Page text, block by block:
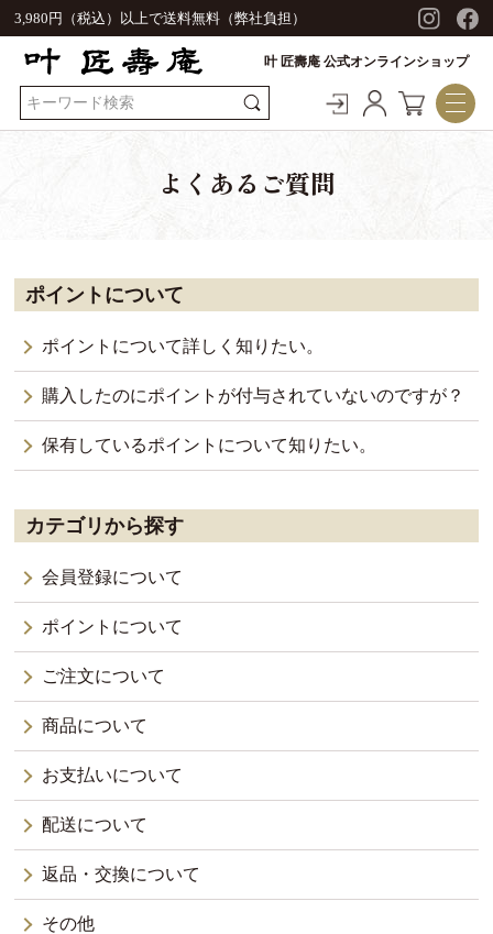
3,980円（税込）以上で送料無料（弊社負担）
叶 匠壽庵 公式オンラインショップ
よくあるご質問
ポイントについて
ポイントについて詳しく知りたい。
購入したのにポイントが付与されていないのですが？
保有しているポイントについて知りたい。
カテゴリから探す
会員登録について
ポイントについて
ご注文について
商品について
お支払いについて
配送について
返品・交換について
その他